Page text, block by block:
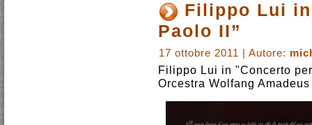
Filippo Lui
Paolo II”
17 ottobre 2011 | Autore:
Filippo Lui in "Concerto
Orcestra Wolfang